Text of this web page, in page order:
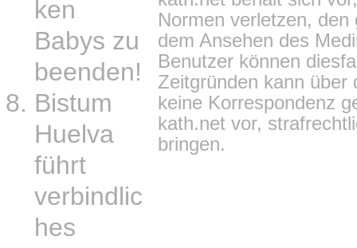
ken
Babys zu
beenden!
Bistum
Huelva
führt
verbindlic
hes
Normen verletzen,
dem Ansehen des
Benutzer können
Zeitgründen kann über
keine Korrespondenz
kath.net vor,
bringen.